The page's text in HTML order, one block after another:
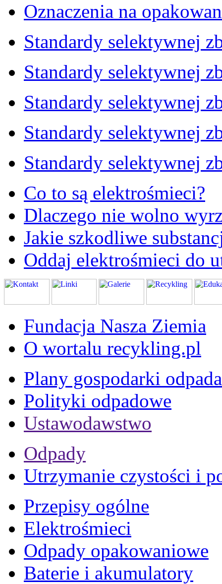
Oznaczenia na
Standardy selektywnej
Standardy selektywnej
Standardy selektywnej
Standardy selektywnej
Standardy selektywnej
Co to są elektrośmieci?
Dlaczego nie wolno
Jakie szkodliwe
Oddaj elektrośmieci do
Fundacja Nasza Ziemia
O wortalu recykling.pl
Plany gospodarki
Polityki odpadowe
Ustawodawstwo
Odpady
Utrzymanie czystości i
Przepisy ogólne
Elektrośmieci
Odpady opakowaniowe
Baterie i akumulatory